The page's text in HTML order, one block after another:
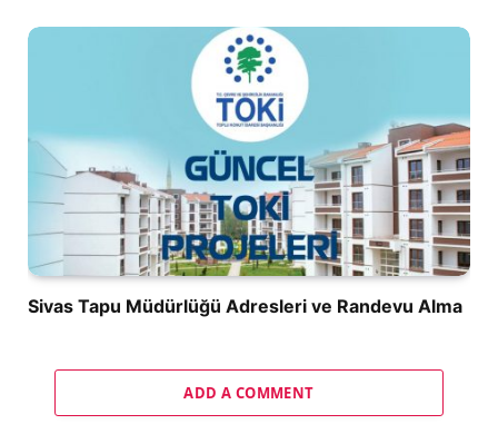
Sivas Tapu Müdürlüğü Adresleri ve Randevu Alma
ADD A COMMENT